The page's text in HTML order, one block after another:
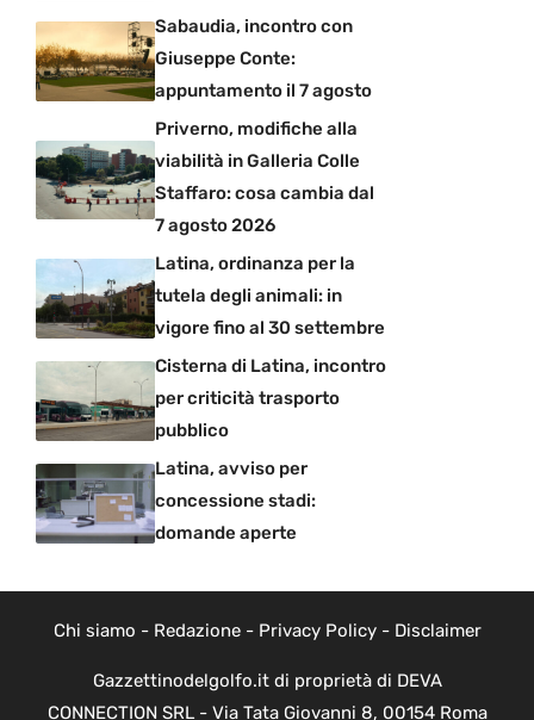
Sabaudia, incontro con
Giuseppe Conte:
appuntamento il 7 agosto
Priverno, modifiche alla
viabilità in Galleria Colle
Staffaro: cosa cambia dal
7 agosto 2026
Latina, ordinanza per la
tutela degli animali: in
vigore fino al 30 settembre
Cisterna di Latina, incontro
per criticità trasporto
pubblico
Latina, avviso per
concessione stadi:
domande aperte
Chi siamo - Redazione- Privacy Policy- Disclaimer
Gazzettinodelgolfo.it di proprietà di DEVA
CONNECTION SRL - Via Tata Giovanni 8, 00154 Roma